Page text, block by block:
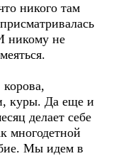
никого там
никому не
куры. Да еще и
делает себе
многодетной
Мы идем в